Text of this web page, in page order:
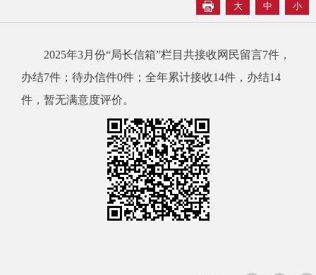
大
中 小
2025年3月份“局长信箱”栏目共接收网民留言7件，
办结7件；待办信件0件；全年累计接收14件，办结14
件，暂无满意度评价。